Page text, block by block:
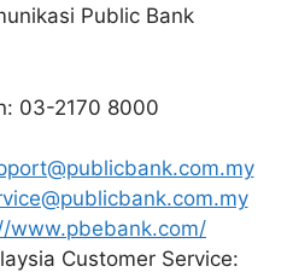
Public Bank
03-2170 8000
www.pbebank.com/
Customer Service: